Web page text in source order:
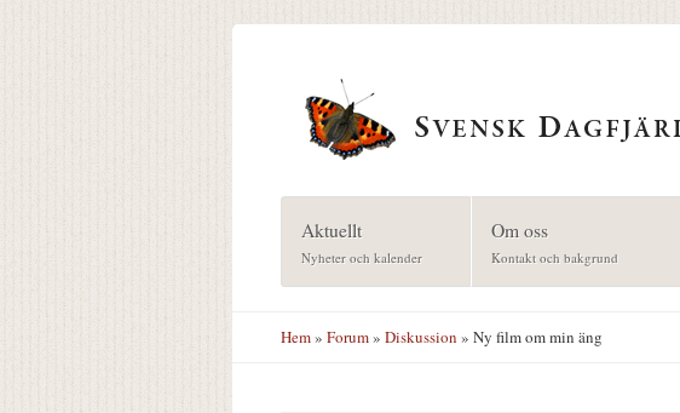
Aktuellt
Nyheter och kalender
Om oss
Kontakt och bakgrund
Hem» Forum» Diskussion » Ny film om min äng